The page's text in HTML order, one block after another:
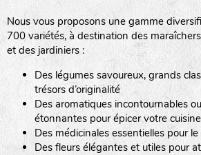
Nous vous proposons une gamme
700 variétés, à destination des
et des jardiniers :
Des légumes savoureux, grands
trésors d’originalité
Des aromatiques incontournables
étonnantes pour épicer votre cuisine
Des médicinales essentielles pour
Des fleurs élégantes et utiles pour
tas de compost
fleurs